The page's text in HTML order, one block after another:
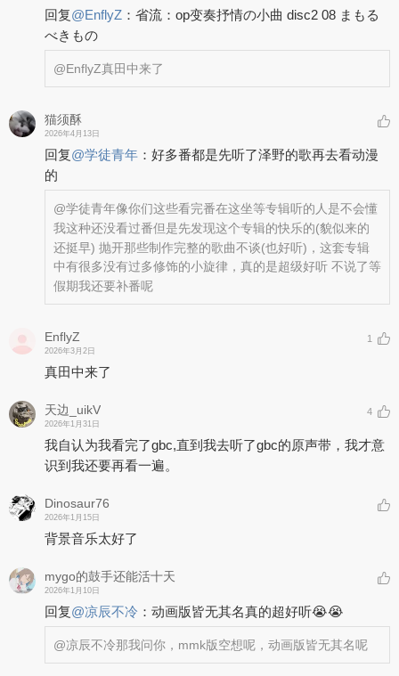
回复@EnflyZ ： 省流：op变奏抒情の小曲 disc2 08 まもる
べきもの
@EnflyZ真田中来了
猫须酥
2026年4月13日
回复@学徒青年 ： 好多番都是先听了泽野的歌再去看动漫
的
@学徒青年像你们这些看完番在这坐等专辑听的人是不会懂
我这种还没看过番但是先发现这个专辑的快乐的(貌似来的
还挺早) 抛开那些制作完整的歌曲不谈(也好听)，这套专辑
中有很多没有过多修饰的小旋律，真的是超级好听 不说了等
假期我还要补番呢
EnflyZ
2026年3月2日
1
真田中来了
天边_uikV
2026年1月31日
4
我自认为我看完了gbc,直到我去听了gbc的原声带，我才意
识到我还要再看一遍。
Dinosaur76
2026年1月15日
背景音乐太好了
mygo的鼓手还能活十天
2026年1月10日
回复@凉辰不冷 ： 动画版皆无其名真的超好听😭😭
@凉辰不冷那我问你，mmk版空想呢，动画版皆无其名呢